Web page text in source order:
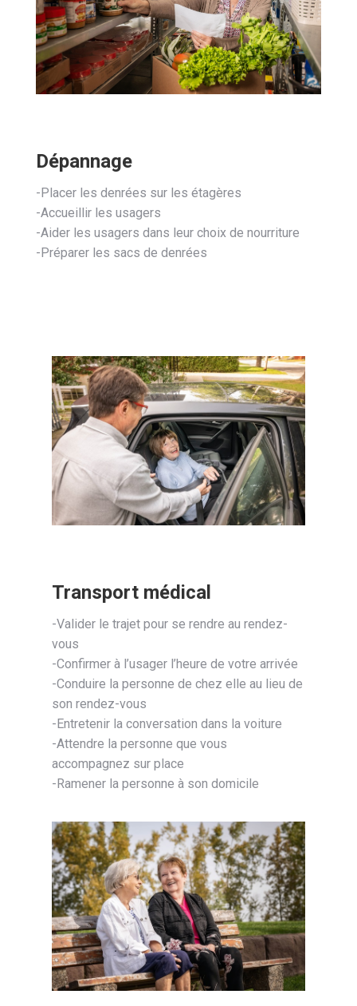
Dépannage
-Placer les denrées sur les étagères
-Accueillir les usagers
-Aider les usagers dans leur choix de nourriture
-Préparer les sacs de denrées
Transport médical
-Valider le trajet pour se rendre au rendez-
vous
-Confirmer à l’usager l’heure de votre arrivée
-Conduire la personne de chez elle au lieu de
son rendez-vous
-Entretenir la conversation dans la voiture
-Attendre la personne que vous
accompagnez sur place
-Ramener la personne à son domicile